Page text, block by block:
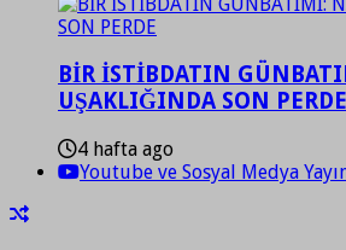
BİR İSTİBDATIN
UŞAKLIĞINDA SON PERDE
4 hafta ago
Youtube ve Sosyal Medya